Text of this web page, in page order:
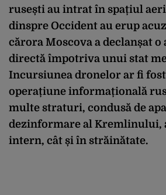
rusești au intrat în spațiul
dinspre Occident au erup
cărora Moscova a declanșat o
directă împotriva unui stat
Incursiunea dronelor ar fi fost
operațiune informațională
multe straturi, condusă de
dezinformare al Kremlinului,
intern, cât și în străinătate.